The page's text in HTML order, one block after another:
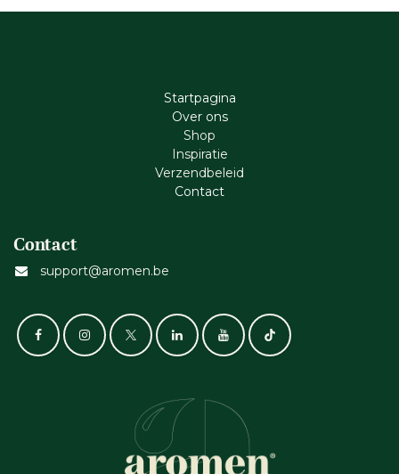
Startpagina
Ove​r​ ons
Shop
Inspiratie
Verzendbeleid
Cont​act
Contact
support@aromen.be